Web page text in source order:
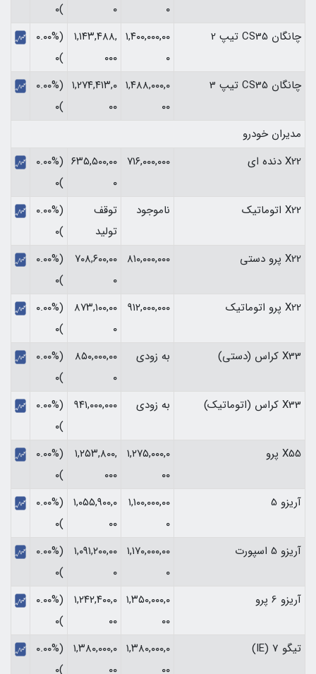
۰
۰
)۰
چانگان CS35 تیپ 2
۱,۴۰۰,۰۰۰,۰۰
۰
۱,۱۴۳,۴۸۸,
۰۰۰
(۰.۰۰%
)۰
چانگان CS35 تیپ 3
۱,۴۸۸,۰۰۰,۰
۰۰
۱,۲۷۴,۴۱۳,۰
۰۰
(۰.۰۰%
)۰
مدیران خودرو
X22 دنده ای
۷۱۶,۰۰۰,۰۰۰
۶۳۵,۵۰۰,۰۰
۰
(۰.۰۰%
)۰
X22 اتوماتیک
ناموجود
توقف
تولید
(۰.۰۰%
)۰
X22 پرو دستی
۸۱۰,۰۰۰,۰۰۰
۷۰۸,۶۰۰,۰۰
۰
(۰.۰۰%
)۰
X22 پرو اتوماتیک
۹۱۲,۰۰۰,۰۰۰
۸۷۳,۱۰۰,۰۰
۰
(۰.۰۰%
)۰
X33 کراس (دستی)
به زودی
۸۵۰,۰۰۰,۰۰
۰
(۰.۰۰%
)۰
X33 کراس (اتوماتیک)
به زودی ۹۴۱,۰۰۰,۰۰۰
(۰.۰۰%
)۰
X55 پرو
۱,۲۷۵,۰۰۰,۰
۰۰
۱,۲۵۳,۸۰۰,
۰۰۰
(۰.۰۰%
)۰
آریزو 5
۱,۱۰۰,۰۰۰,۰۰
۰
۱,۰۵۵,۹۰۰,۰
۰۰
(۰.۰۰%
)۰
آریزو 5 اسپورت
۱,۱۷۰,۰۰۰,۰۰
۰
۱,۰۹۱,۲۰۰,۰۰
۰
(۰.۰۰%
)۰
آریزو 6 پرو
۱,۳۵۰,۰۰۰,۰
۰۰
۱,۲۴۲,۴۰۰,۰
۰۰
(۰.۰۰%
)۰
تیگو 7 (IE)
۱,۳۸۰,۰۰۰,۰
۰۰
۱,۳۸۰,۰۰۰,۰
۰۰
(۰.۰۰%
)۰